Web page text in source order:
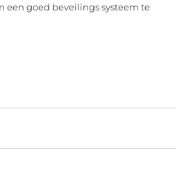
een goed beveilings systeem te